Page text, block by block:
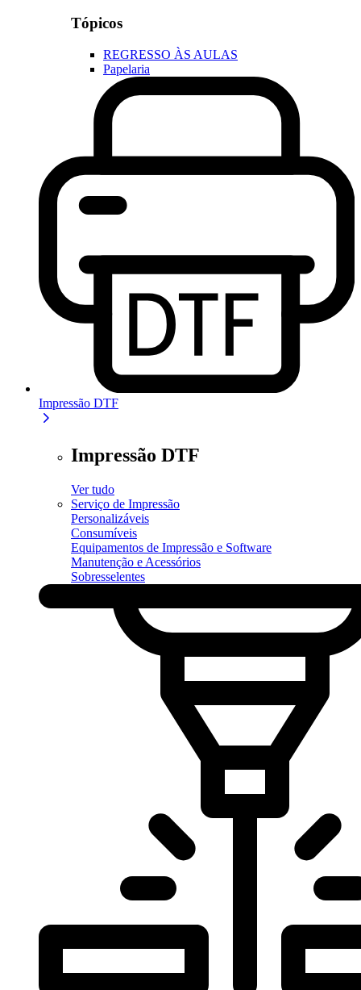
Tópicos
REGRESSO ÀS AULAS
Papelaria
Impressão DTF
Impressão DTF
Ver tudo
Serviço de Impressão
Personalizáveis
Consumíveis
Equipamentos de Impressão e Software
Manutenção e Acessórios
Sobresselentes